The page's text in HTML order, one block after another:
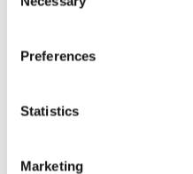
Selection
Preferences
Statistics
Marketing